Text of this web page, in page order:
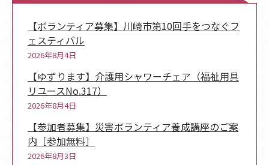
新着情報
【ボランティア募集】川崎市第10回手をつなぐフ
ェスティバル
2026年8月4日
【ゆずります】介護用シャワーチェア（福祉用具
リユースNo.317）
2026年8月4日
【参加者募集】災害ボランティア養成講座のご案
内［参加無料］
2026年8月3日